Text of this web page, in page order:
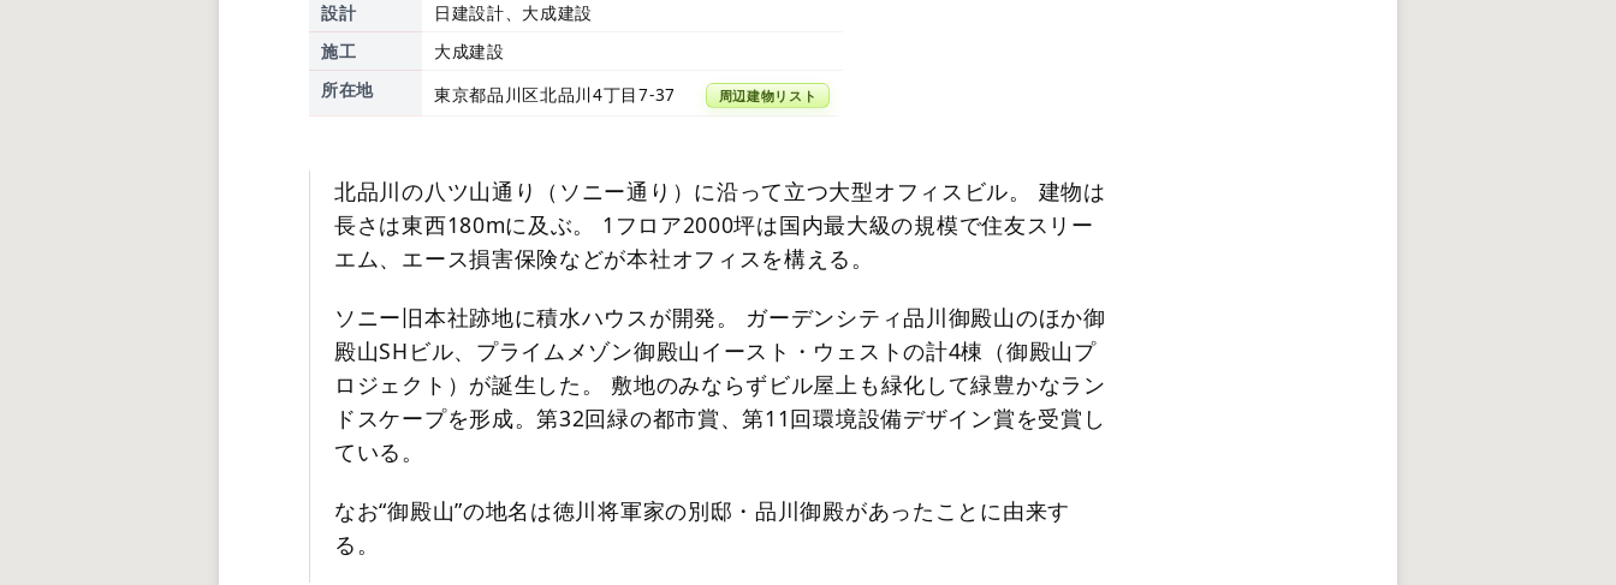
設計
日建設計、大成建設
施工
大成建設
所在地
東京都品川区北品川4丁目7-37 周辺建物リスト
北品川の八ツ山通り（ソニー通り）に沿って立つ大型オフィスビル。 建物は
長さは東西180mに及ぶ。 1フロア2000坪は国内最大級の規模で住友スリー
エム、エース損害保険などが本社オフィスを構える。
ソニー旧本社跡地に積水ハウスが開発。 ガーデンシティ品川御殿山のほか御
殿山SHビル、プライムメゾン御殿山イースト・ウェストの計4棟（御殿山プ
ロジェクト）が誕生した。 敷地のみならずビル屋上も緑化して緑豊かなラン
ドスケープを形成。第32回緑の都市賞、第11回環境設備デザイン賞を受賞し
ている。
なお“御殿山”の地名は徳川将軍家の別邸・品川御殿があったことに由来す
る。